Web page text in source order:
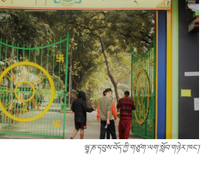
ཝཱ་ཎ་དབུས་བོད་ཀྱི་གཙུག་ལག་སློབ་གཉེར་ཁང་།